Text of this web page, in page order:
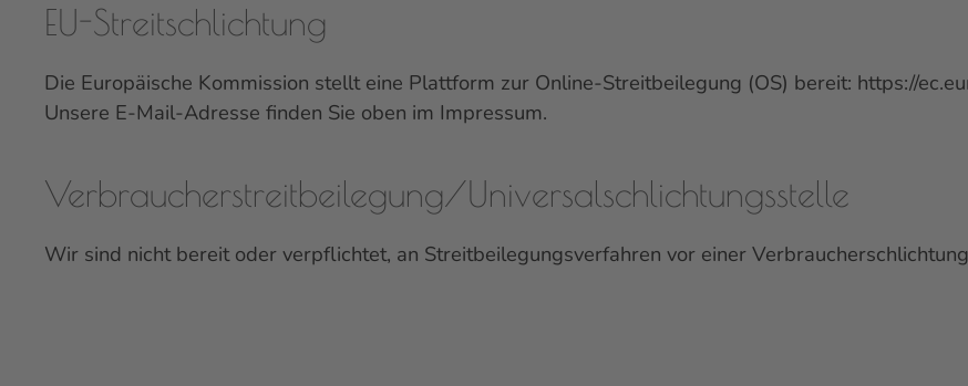
EU-Streitschlichtung
Die Europäische Kommission stellt eine Plattform zur Online-Streitbeilegung (OS) bereit: https://
Unsere E-Mail-Adresse finden Sie oben im Impressum.
Verbraucher­streit­beilegung/Universal­schlichtungs­stelle
Wir sind nicht bereit oder verpflichtet, an Streitbeilegungsverfahren vor einer